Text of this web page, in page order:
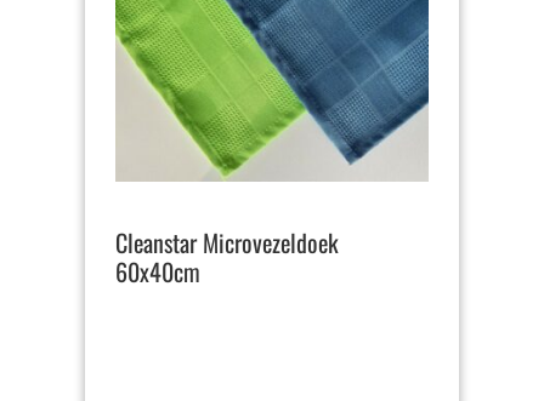
Cleanstar Microvezeldoek
60x40cm